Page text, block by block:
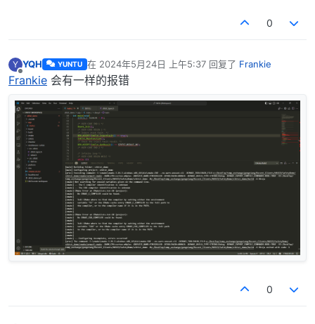
0
Y
离线
YQH YUNTU 在 2024年5月24日 上午5:37回复了 Frankie
最后由 编辑
Frankie 会有一样的报错
0